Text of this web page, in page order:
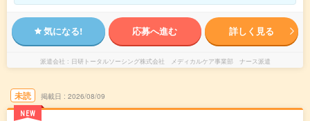
気になる! 応募へ進む 詳しく見る
派遣会社 日研トータルソーシング株式会社 メディカルケア事業部 ナース派遣
未読
NEW
掲載日 2026/08/09